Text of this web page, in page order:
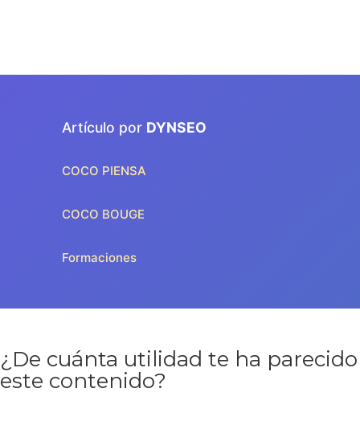
Artículo por DYNSEO
COCO PIENSA
COCO BOUGE
Formaciones
¿De cuánta utilidad te ha parecido
este contenido?